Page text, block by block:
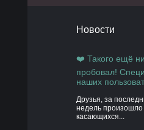
Новости
❤️ Такого ещё
пробовал!
наших
Друзья, за
недель произошло
касающихся...